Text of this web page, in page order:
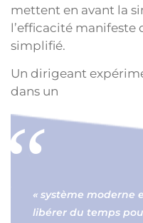
mettent en avant la
l’efficacité
simplifié.
Un dirigeant
dans un
« système moderne
libérer du temps